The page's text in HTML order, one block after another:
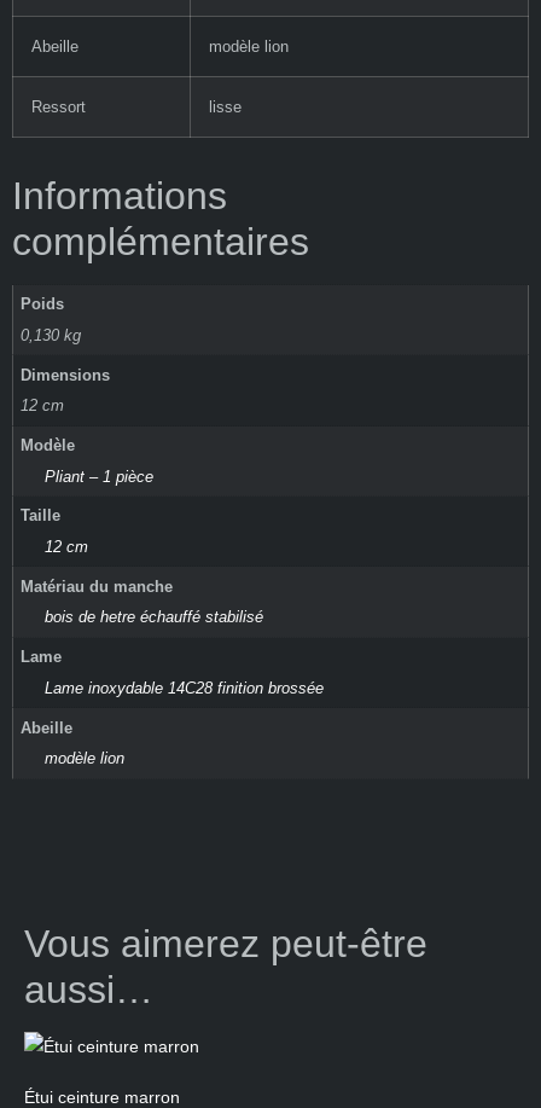
Abeille modèle lion
Ressort lisse
Informations
complémentaires
Poids
0,130 kg
Dimensions
12 cm
Modèle
Pliant – 1 pièce
Taille
12 cm
Matériau du manche
bois de hetre échauffé stabilisé
Lame
Lame inoxydable 14C28 finition brossée
Abeille
modèle lion
Vous aimerez peut-être
aussi…
Étui ceinture marron